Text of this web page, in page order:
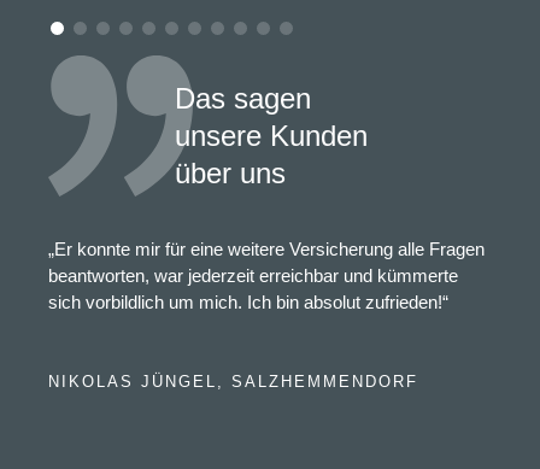
Das sagen
unsere Kunden
über uns
„Er konnte mir für eine weitere Versicherung alle Fragen
beantworten, war jederzeit erreichbar und kümmerte
sich vorbildlich um mich. Ich bin absolut zufrieden!“
NIKOLAS JÜNGEL, SALZHEMMENDORF